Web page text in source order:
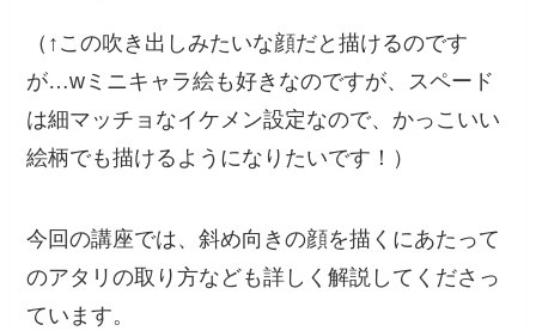
（↑この吹き出しみたいな顔だと描けるのです
が…wミニキャラ絵も好きなのですが、スペード
は細マッチョなイケメン設定なので、かっこいい
絵柄でも描けるようになりたいです！）
今回の講座では、斜め向きの顔を描くにあたって
のアタリの取り方なども詳しく解説してくださっ
ています。